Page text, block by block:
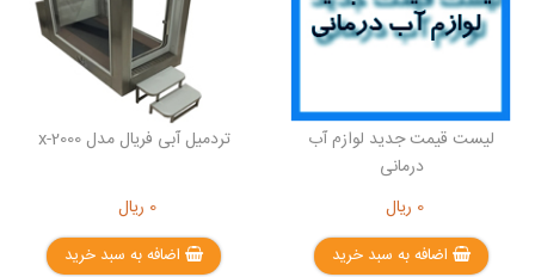
لیست قیمت جدید لوازم آب
درمانی
0 ریال
اضافه به سبد خرید
تردمیل آبی فریال مدل x-2000
0 ریال
اضافه به سبد خرید